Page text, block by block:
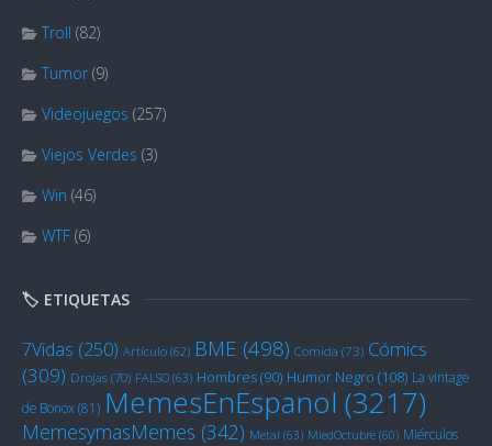
Troll (82)
Tumor (9)
Videojuegos (257)
Viejos Verdes (3)
Win (46)
WTF (6)
🏷️ ETIQUETAS
7Vidas (250) Artículo (62) BME (498) Comida (73) Cómics
(309) Drojas (70) FALSO (63) Hombres(90) Humor Negro (108) La vintage
de Bonox(81) MemesEnEspanol (3217)
MemesymasMemes (342) Metal (63) MiedOctubre (60) Miérculos